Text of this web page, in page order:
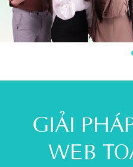
GIẢI
WEB